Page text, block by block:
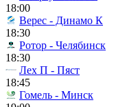
18:00
Верес - Динамо К
18:30
Ротор - Челябинск
18:30
Лех П - Пяст
18:45
Гомель - Минск